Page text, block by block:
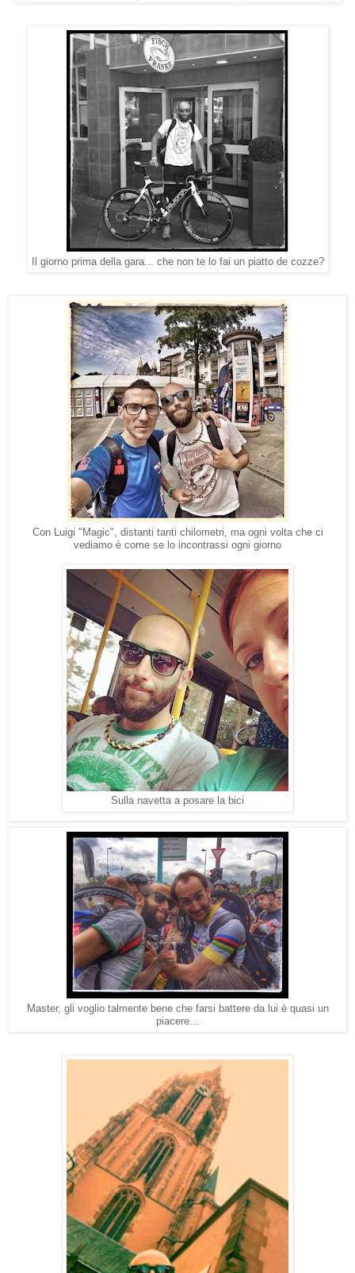
Il giorno prima della gara... che non te lo fai un piatto de cozze?
Con Luigi "Magic", distanti tanti chilometri, ma ogni volta che ci
vediamo è come se lo incontrassi ogni giorno
Sulla navetta a posare la bici
Master, gli voglio talmente bene che farsi battere da lui è quasi un
piacere...